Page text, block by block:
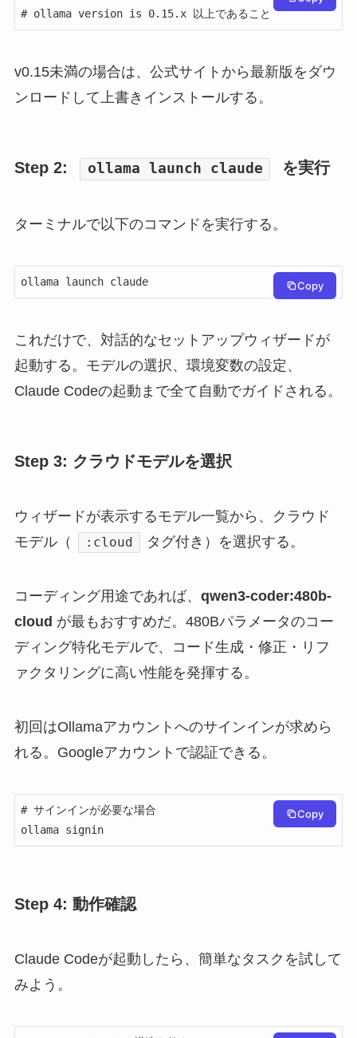
# ollama version is 0.15.x 以上であること
v0.15未満の場合は、公式サイトから最新版をダウ
ンロードして上書きインストールする。
Step 2: ollama launch claude を実行
ターミナルで以下のコマンドを実行する。
ollama launch claude Copy
これだけで、対話的なセットアップウィザードが
起動する。モデルの選択、環境変数の設定、
Claude Codeの起動まで全て自動でガイドされる。
Step 3: クラウドモデルを選択
ウィザードが表示するモデル一覧から、クラウド
モデル（
:cloud タグ付き）を選択する。
コーディング用途であれば、 qwen3-coder:480b-
cloud が最もおすすめだ。480Bパラメータのコー
ディング特化モデルで、コード生成・修正・リフ
ァクタリングに高い性能を発揮する。
初回はOllamaアカウントへのサインインが求めら
れる。Googleアカウントで認証できる。
# サインインが必要な場合
ollama signin
Copy
Step 4: 動作確認
Claude Codeが起動したら、簡単なタスクを試して
みよう。